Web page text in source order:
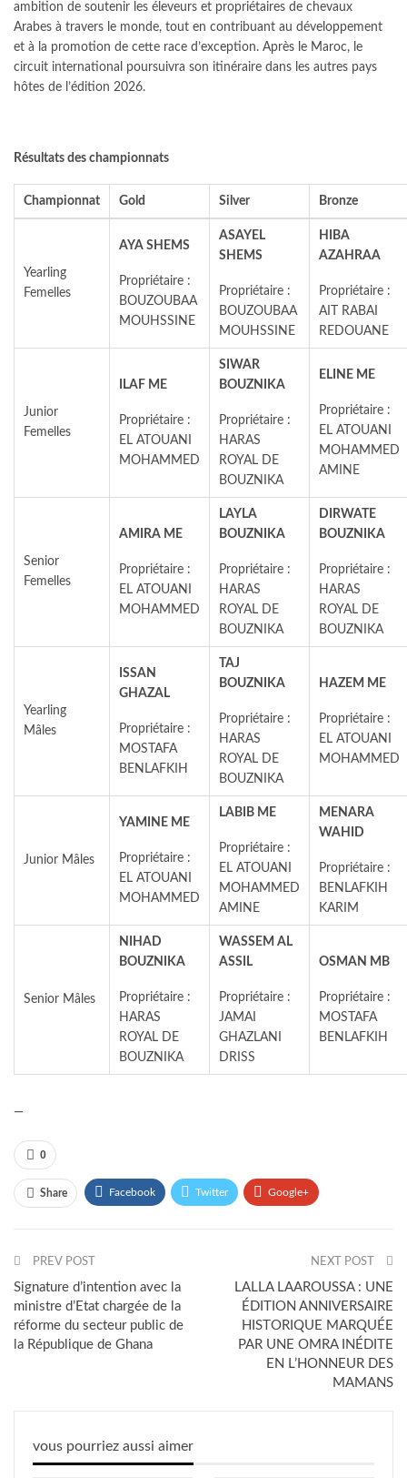
ambition de soutenir les éleveurs et propriétaires de chevaux
Arabes à travers le monde, tout en contribuant au développement
et à la promotion de cette race d’exception. Après le Maroc, le
circuit international poursuivra son itinéraire dans les autres pays
hôtes de l’édition 2026.
Résultats des championnats
Championnat Gold Silver Bronze
Yearling
Femelles
AYA SHEMS
Propriétaire :
BOUZOUBAA
MOUHSSINE
ASAYEL
SHEMS
Propriétaire :
BOUZOUBAA
MOUHSSINE
HIBA
AZAHRAA
Propriétaire :
AIT RABAI
REDOUANE
Junior
Femelles
ILAF ME
Propriétaire :
EL ATOUANI
MOHAMMED
SIWAR
BOUZNIKA
Propriétaire :
HARAS
ROYAL DE
BOUZNIKA
ELINE ME
Propriétaire :
EL ATOUANI
MOHAMMED
AMINE
Senior
Femelles
AMIRA ME
Propriétaire :
EL ATOUANI
MOHAMMED
LAYLA
BOUZNIKA
Propriétaire :
HARAS
ROYAL DE
BOUZNIKA
DIRWATE
BOUZNIKA
Propriétaire :
HARAS
ROYAL DE
BOUZNIKA
Yearling
Mâles
ISSAN
GHAZAL
Propriétaire :
MOSTAFA
BENLAFKIH
TAJ
BOUZNIKA
Propriétaire :
HARAS
ROYAL DE
BOUZNIKA
HAZEM ME
Propriétaire :
EL ATOUANI
MOHAMMED
Junior Mâles
YAMINE ME
Propriétaire :
EL ATOUANI
MOHAMMED
LABIB ME
Propriétaire :
EL ATOUANI
MOHAMMED
AMINE
MENARA
WAHID
Propriétaire :
BENLAFKIH
KARIM
Senior Mâles
NIHAD
BOUZNIKA
Propriétaire :
HARAS
ROYAL DE
BOUZNIKA
WASSEM AL
ASSIL
Propriétaire :
JAMAI
GHAZLANI
DRISS
OSMAN MB
Propriétaire :
MOSTAFA
BENLAFKIH
—
0
Share Facebook Twitter Google+
PREV POST
Signature d’intention avec la
ministre d’Etat chargée de la
réforme du secteur public de
la République de Ghana
NEXT POST
LALLA LAAROUSSA : UNE
ÉDITION ANNIVERSAIRE
HISTORIQUE MARQUÉE
PAR UNE OMRA INÉDITE
EN L’HONNEUR DES
MAMANS
vous pourriez aussi aimer